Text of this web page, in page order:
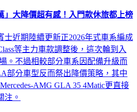
」大降價超有感！入門款休旅都上榜
士近期陸續更新正2026年式車系編成
等主力車款調整後，這次輪到入
。不過相較部分車系因配備升級而
部分車型反而祭出降價策略，其中
AMG GLA 35 4Matic更直接
注。